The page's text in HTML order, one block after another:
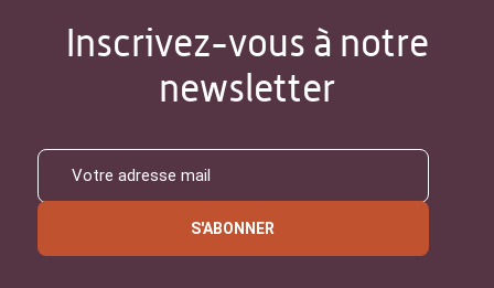
Inscrivez-vous à notre
newsletter
S'ABONNER